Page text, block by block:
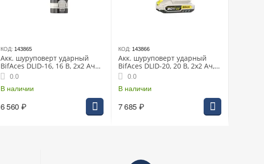
КОД: 143865
Акк. шуруповерт ударный
BifAces DLID-16, 16 В, 2х2 Ач
Li-Ion, 60 Нм, 1900 об/мин,
2850 уд/мин, БЗП 10 мм, кейс
0.0
В наличии
6 560 ₽
КОД: 143866
Акк. шуруповерт ударный
BifAces DLID-20, 20 В, 2х2 Ач,
70 Нм, 2000 об/мин, 30000 уд/
мин, БЗП 10 мм, кейс
0.0
В наличии
7 685₽